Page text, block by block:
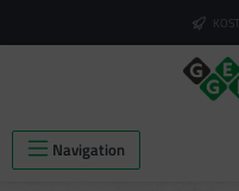
Navigation